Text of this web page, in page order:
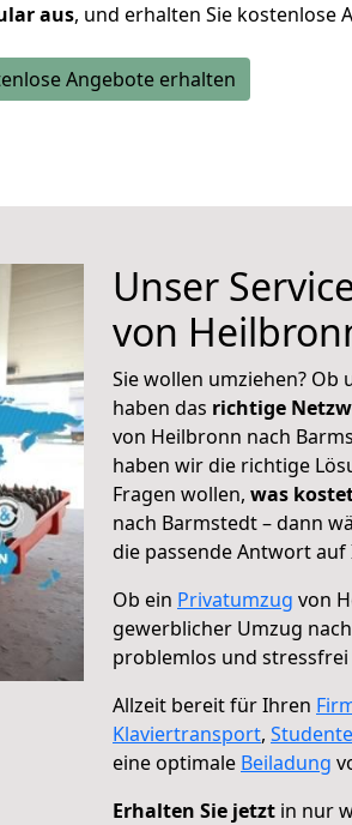
aus, und erhalten Sie kostenlose
Angebote erhalten
Unser
von
Sie wollen umziehen? Ob
haben das richtige
von Heilbronn nach
haben wir die richtige
Fragen wollen, was
nach Barmstedt – dann
die passende Antwort
Ob ein Privatumzug von
gewerblicher Umzug
problemlos und
Allzeit bereit für Ihren
Klaviertransport,
eine optimale Beiladung
Erhalten Sie jetzt in nur